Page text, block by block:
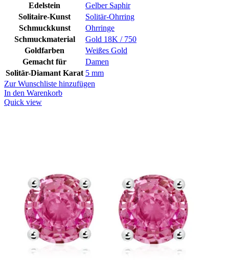
Edelstein
Gelber Saphir
Solitaire-Kunst
Solitär-Ohrring
Schmuckkunst
Ohrringe
Schmuckmaterial
Gold 18K / 750
Goldfarben
Weißes Gold
Gemacht für
Damen
Solitär-Diamant Karat 5 mm
Zur Wunschliste hinzufügen
In den Warenkorb
Quick view